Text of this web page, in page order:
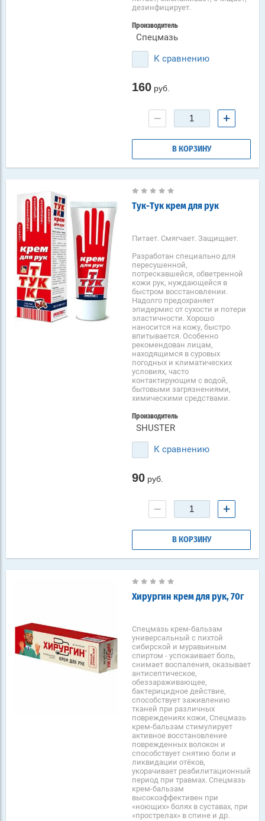
дезинфицирует.
Производитель
Спецмазь
К сравнению
160 руб.
− +
В КОРЗИНУ
Тук-Тук крем для рук
Питает. Смягчает. Защищает.
Разработан специально для
пересушенной,
потрескавшейся, обветренной
кожи рук, нуждающейся в
быстром восстановлении.
Надолго предохраняет
эпидермис от сухости и потери
эластичности. Хорошо
наносится на кожу, быстро
впитывается. Особенно
рекомендован лицам,
находящимся в суровых
погодных и климатических
условиях, часто
контактирующим с водой,
бытовыми загрязнениями,
химическими средствами.
Производитель
SHUSTER
К сравнению
90 руб.
− +
В КОРЗИНУ
Хирургин крем для рук, 70г
Спецмазь крем-бальзам
универсальный с пихтой
сибирской и муравьиным
спиртом - успокаивает боль,
снимает воспаления, оказывает
антисептическое,
обеззараживающее,
бактерицидное действие,
способствует заживлению
тканей при различных
повреждениях кожи, Спецмазь
крем-бальзам стимулирует
активное восстановление
поврежденных волокон и
способствует снятию боли и
ликвидации отёков,
укорачивает реабилитационный
период при травмах. Спецмазь
крем-бальзам
высокоэффективен при
«ноющих» болях в суставах, при
«прострелах» в спине и др.